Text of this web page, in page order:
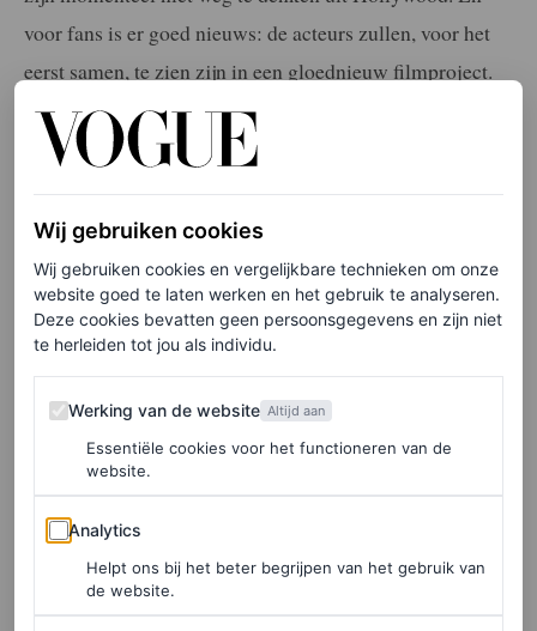
voor fans is er goed nieuws: de acteurs zullen, voor het
eerst samen, te zien zijn in een gloednieuw filmproject.
Elke week onze beste artikelen in je inbox?
Schrijf je hier in voor de Vogue-nieuwsbrief.
Niemand minder dan Jennifer Coolidge en Brian Cox
zullen te zien zijn in de nieuwe misdaadkomedie
genaamdRiff Raff. Naast Coolidge en Cox, beiden
Emmy-winnaars voor hun rollen inSuccession
Hoffman en Gabrielle Union in de productie spelen.
Misdaadkomedie
De nieuwe film heetRiff Raffen wordt beschreven als een
Wij gebruiken cookies
Wij gebruiken cookies en vergelijkbare technieken om onze
website goed te laten werken en het gebruik te analyseren.
Deze cookies bevatten geen persoonsgegevens en zijn niet
te herleiden tot jou als individu.
Werking van de website
Werking van de website Altijd aan
Essentiële cookies voor het functioneren van de
website.
Analytics
Analytics
Helpt ons bij het beter begrijpen van het gebruik van
de website.